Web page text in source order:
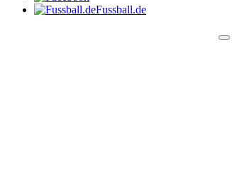
Fussball.de